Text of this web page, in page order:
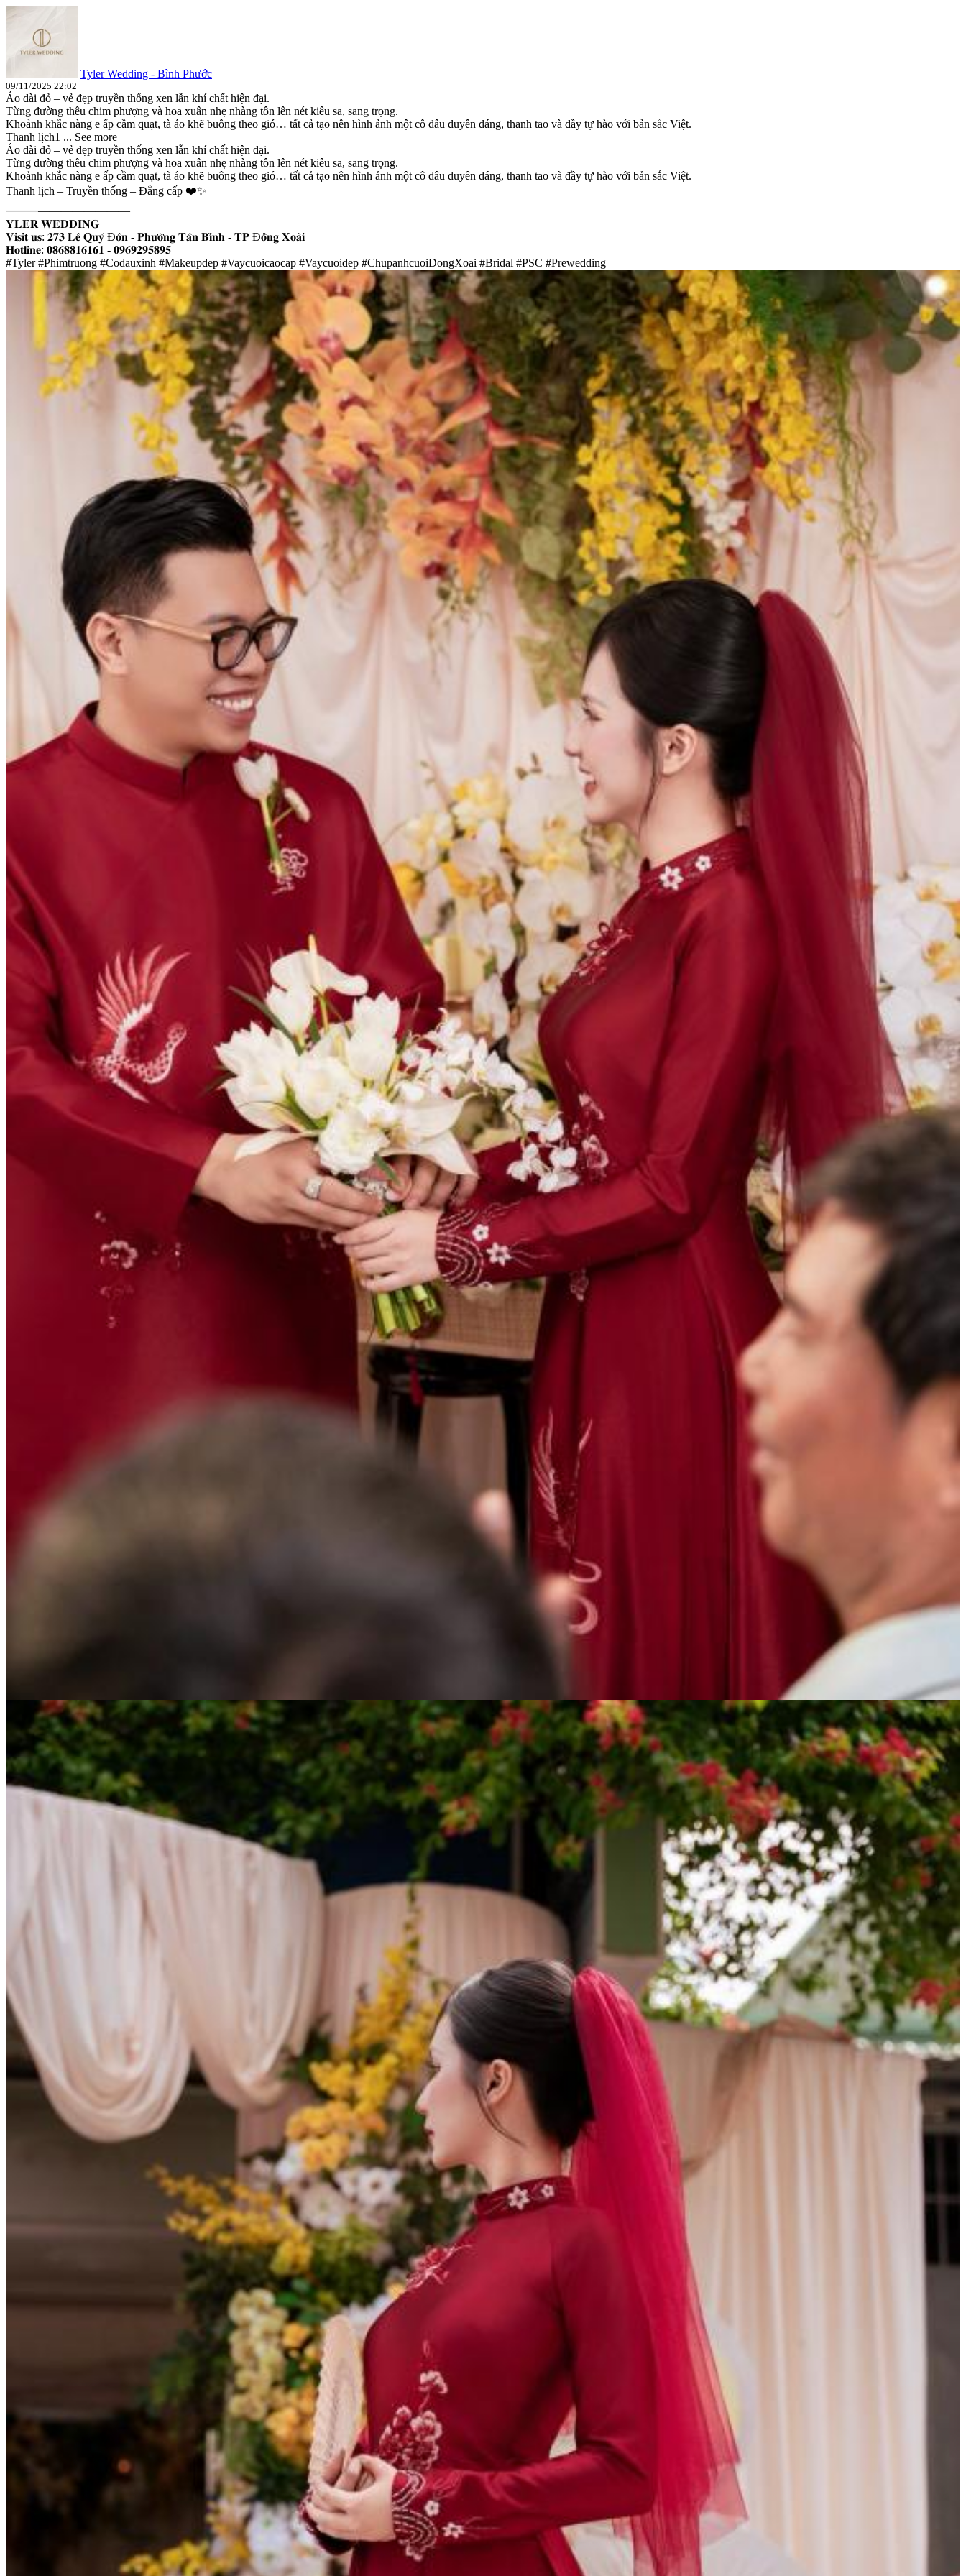
Tyler Wedding - Bình Phước
09/11/2025 22:02
Áo dài đỏ – vẻ đẹp truyền thống xen lẫn khí chất hiện đại.
Từng đường thêu chim phượng và hoa xuân nhẹ nhàng tôn lên nét kiêu sa, sang trọng.
Khoảnh khắc nàng e ấp cầm quạt, tà áo khẽ buông theo gió… tất cả tạo nên hình ảnh một cô dâu duyên dáng, thanh tao và đầy tự hào với bản sắc Việt.
Thanh lịch1 ... See more
Áo dài đỏ – vẻ đẹp truyền thống xen lẫn khí chất hiện đại.
Từng đường thêu chim phượng và hoa xuân nhẹ nhàng tôn lên nét kiêu sa, sang trọng.
Khoảnh khắc nàng e ấp cầm quạt, tà áo khẽ buông theo gió… tất cả tạo nên hình ảnh một cô dâu duyên dáng, thanh tao và đầy tự hào với bản sắc Việt.
Thanh lịch – Truyền thống – Đẳng cấp ❤️✨
⸻————————
𝐘𝐋𝐄𝐑 𝐖𝐄𝐃𝐃𝐈𝐍𝐆
𝐕𝐢𝐬𝐢𝐭 𝐮𝐬: 𝟐𝟕𝟑 𝐋𝐞̂ 𝐐𝐮𝐲́ Đ𝐨̂𝐧 - 𝐏𝐡𝐮̛𝐨̛̀𝐧𝐠 𝐓𝐚̂𝐧 𝐁𝐢̀𝐧𝐡 - 𝐓𝐏 Đ𝐨̂̀𝐧𝐠 𝐗𝐨𝐚̀𝐢
𝐇𝐨𝐭𝐥𝐢𝐧𝐞: 𝟎𝟖𝟔𝟖𝟖𝟏𝟔𝟏𝟔𝟏 - 𝟎𝟗𝟔𝟗𝟐𝟗𝟓𝟖𝟗𝟓
#Tyler #Phimtruong #Codauxinh #Makeupdep #Vaycuoicaocap #Vaycuoidep #ChupanhcuoiDongXoai #Bridal #PSC #Prewedding